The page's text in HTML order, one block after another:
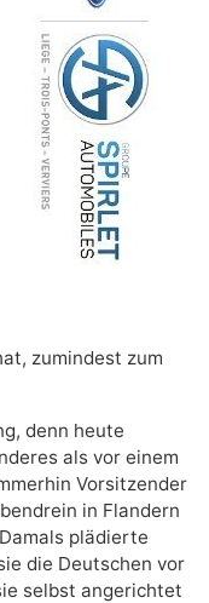
zumindest zum
denn heute
als vor einem
Vorsitzender
in Flandern
plädierte
die Deutschen vor
selbst angerichtet